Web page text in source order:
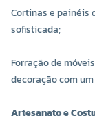
Cortinas e painéis
sofisticada;
Forração de
decoração com
Artesanato e